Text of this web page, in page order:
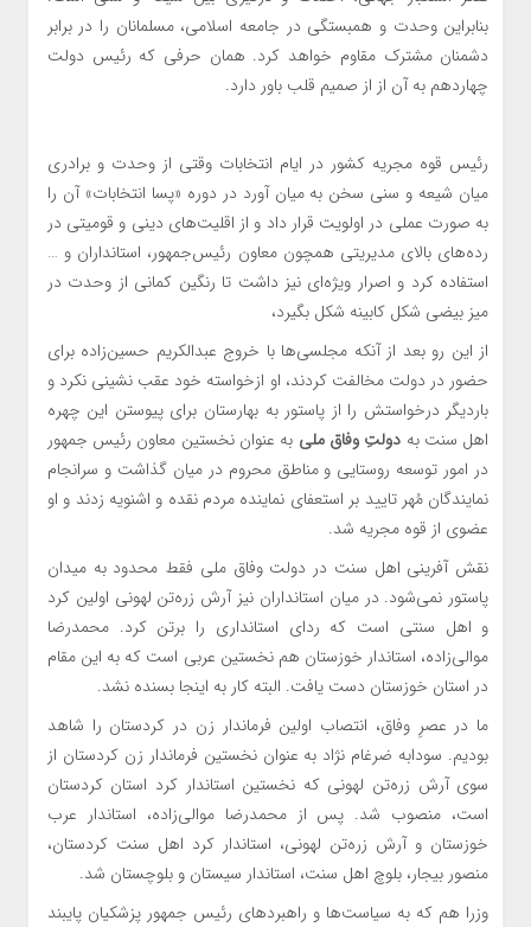
بنابراین وحدت و همبستگی در جامعه اسلامی، مسلمانان را در برابر
دشمنان مشترک مقاوم‌ خواهد کرد. همان حرفی که رئیس دولت
چهاردهم به آن از از صمیم قلب باور دارد.
رئیس قوه مجریه کشور در ایام انتخابات وقتی از وحدت و برادری
میان شیعه و سنی سخن به میان آورد در دوره «پسا انتخابات» آن را
به صورت عملی در اولویت قرار داد و از اقلیت‌های دینی و قومیتی در
رده‌های بالای مدیریتی همچون معاون رئیس‌جمهور، استانداران و …
استفاده کرد و اصرار ویژه‌ای نیز داشت تا رنگین کمانی از وحدت در
میز بیضی شکل کابینه شکل بگیرد،
از این رو بعد از آنکه مجلسی‌ها با خروج عبدالکریم حسین‌زاده برای
حضور در دولت مخالفت کردند، او ازخواسته‌ خود عقب نشینی نکرد و
باردیگر درخواستش را از پاستور به بهارستان برای پیوستن این چهره
اهل سنت به دولتِ وفاق ملی به عنوان نخستین معاون رئیس جمهور
در امور توسعه روستایی و مناطق محروم در میان گذاشت و سرانجام
نمایندگان مُهر تایید بر استعفای نماینده مردم نقده و اشنویه زدند و او
عضوی از قوه مجریه شد.
نقش آفرینی اهل سنت در دولت وفاق ملی فقط محدود به میدان
پاستور نمی‌شود. در میان استانداران نیز آرش زره‌تن لهونی اولین کرد
و اهل سنتی است که ردای استانداری را برتن کرد. محمدرضا
موالی‌زاده، استاندار خوزستان هم نخستین عربی است که به این مقام
در استان خوزستان دست یافت. البته کار به اینجا بسنده نشد.
ما در عصرِ وفاق، انتصاب اولین فرماندار زن در کردستان را شاهد
بودیم. سودابه ضرغام نژاد به عنوان نخستین فرماندار زن کردستان از
سوی آرش زره‌تن لهونی که نخستین استاندار کرد استان کردستان
است، منصوب شد. پس از محمدرضا موالی‌زاده، استاندار عرب
خوزستان و آرش زره‌تن لهونی، استاندار کرد اهل سنت کردستان،
منصور بیجار، بلوچ اهل سنت، استاندار سیستان و بلوچستان شد.
وزرا هم که به سیاست‌ها و راهبردهای رئیس جمهور پزشکیان پایبند